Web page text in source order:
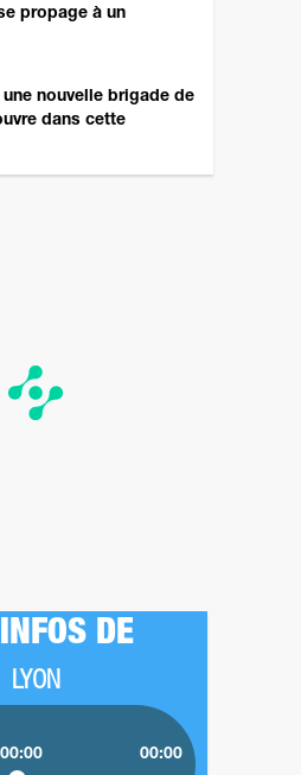
propage à un
une nouvelle brigade de
dans cette
DE
LYON
00:00 00:00